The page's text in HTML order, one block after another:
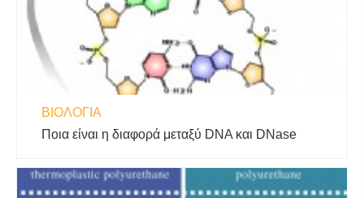
ΒΙΟΛΟΓΊΑ
Ποια είναι η διαφορά μεταξύ DNA και DNase